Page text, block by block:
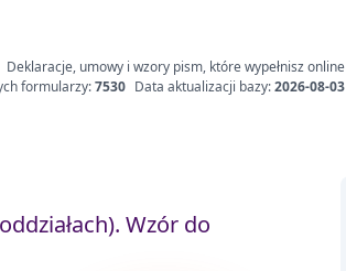
Deklaracje, umowy i wzory pism, które wypełnisz online
formularzy:7530 Data aktualizacji bazy:2026-08-03
Wzór do